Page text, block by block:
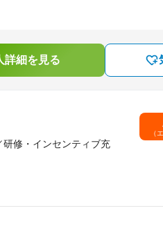
詳細を見る
研修・インセンティブ充
（